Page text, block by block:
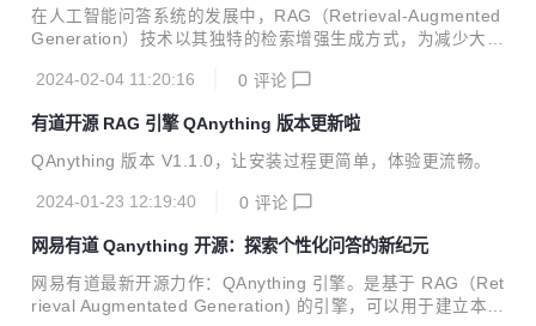
在人工智能问答系统的发展中，RAG（Retrieval-Augmented
Generation）技术以其独特的检索增强生成方式，为减少大模
的疑问：RAG 系统，数据越多效果越好吗？本文将深入分析
系统以适应不断增长的海量数据。
2024-02-04 11:20:16 0 评论
有道开源 RAG 引擎 QAnything 版本更新啦
QAnything 版本 V1.1.0，让安装过程更简单，体验更流畅。
2024-01-23 12:19:40 0 评论
网易有道 Qanything 开源：探索个性化问答的新纪元
网易有道最新开源力作：QAnything 引擎。是基于 RAG（Ret
rieval Augmentated Generation) 的引擎，可以用于建立本地